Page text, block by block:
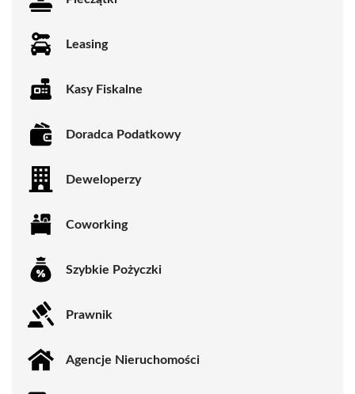
Leasing
Kasy Fiskalne
Doradca Podatkowy
Deweloperzy
Coworking
Szybkie Pożyczki
Prawnik
Agencje Nieruchomości